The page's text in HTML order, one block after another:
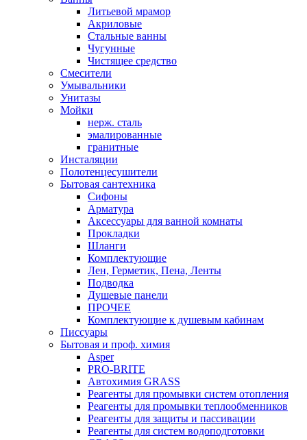
Литьевой мрамор
Акриловые
Стальные ванны
Чугунные
Чистящее средство
Смесители
Умывальники
Унитазы
Мойки
нерж. сталь
эмалированные
гранитные
Инсталяции
Полотенцесушители
Бытовая сантехника
Сифоны
Арматура
Аксессуары для ванной комнаты
Прокладки
Шланги
Комплектующие
Лен, Герметик, Пена, Ленты
Подводка
Душевые панели
ПРОЧЕЕ
Комплектующие к душевым кабинам
Писсуары
Бытовая и проф. химия
Asper
PRO-BRITE
Автохимия GRASS
Реагенты для промывки систем отопления
Реагенты для промывки теплообменников
Реагенты для защиты и пассивации
Реагенты для систем водоподготовки